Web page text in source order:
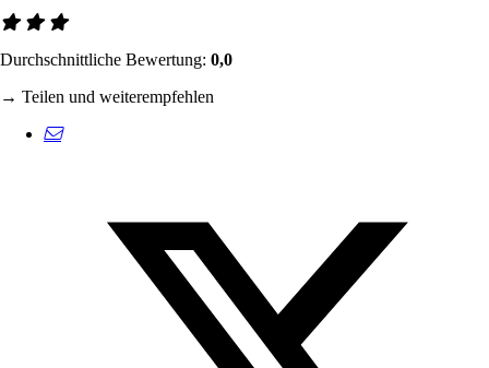
Durchschnittliche Bewertung: 0,0
→ Teilen und weiterempfehlen